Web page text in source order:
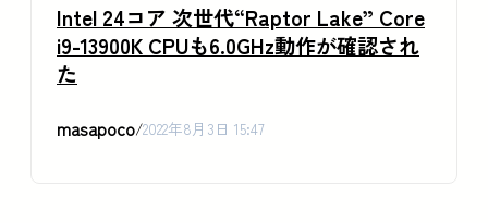
Intel 24コア 次世代“Raptor Lake” Core
i9-13900K CPUも6.0GHz動作が確認され
た
masapoco/2022年8月3日 15:47